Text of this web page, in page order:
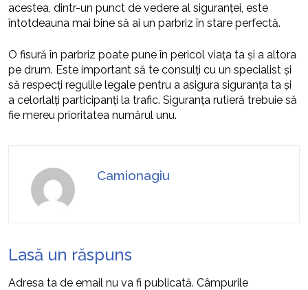
acestea, dintr-un punct de vedere al siguranței, este
întotdeauna mai bine să ai un parbriz în stare perfectă.
O fisură în parbriz poate pune în pericol viața ta și a altora
pe drum. Este important să te consulți cu un specialist și
să respecți regulile legale pentru a asigura siguranța ta și
a celorlalți participanți la trafic. Siguranța rutieră trebuie să
fie mereu prioritatea numărul unu.
Camionagiu
Lasă un răspuns
Adresa ta de email nu va fi publicată. Câmpurile